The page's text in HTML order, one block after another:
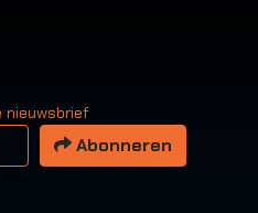
nieuwsbrief
Abonneren